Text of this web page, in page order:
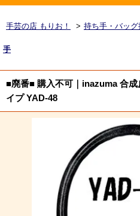
手芸の店 もりお！ > 持ち手・バッグ
手
■廃番■ 購入不可｜inazuma 合
イプ YAD-48